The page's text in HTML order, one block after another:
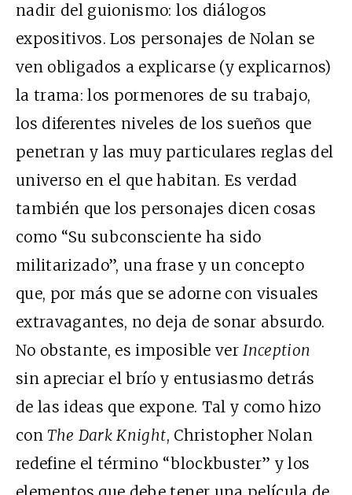
nadir del guionismo: los diálogos
expositivos. Los personajes de Nolan se
ven obligados a explicarse (y explicarnos)
la trama: los pormenores de su trabajo,
los diferentes niveles de los sueños que
penetran y las muy particulares reglas del
universo en el que habitan. Es verdad
también que los personajes dicen cosas
como “Su subconsciente ha sido
militarizado”, una frase y un concepto
que, por más que se adorne con visuales
extravagantes, no deja de sonar absurdo.
No obstante, es imposible verInception
sin apreciar el brío y entusiasmo detrás
de las ideas que expone. Tal y como hizo
conThe Dark Knight, Christopher Nolan
redefine el término “blockbuster” y los